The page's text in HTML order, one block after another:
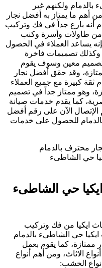
بالدمام ولكنهم غير
أهم ما يمتاز به أفضل نجار
أنه بارع جداً في فك وتركيب
من طاولات وأسرة وكنب
يساعد العملاء في الحصول
تصميمات فاخرة
تصميم معين وسوف يقوم
وقد حقق أفضل نجار
ثقة كبيرة مع جميع العملاء
وهو ممتاز جداً في تصميم
كما يقدم خدمات صيانة
الإتصال الآن على رقم أفضل
للحصول على خدمات
حي الشاطىء
حي الشاطىء
ايكيا من فك وتركيب
حي الشاطىء بالدمام
ممتازة، كما يقوم بعمل
الاثاث، ومن أهم أنواع
الخشب: